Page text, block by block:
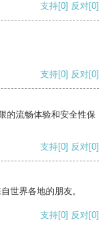
支持[0] 反对[0]
支持[0] 反对[0]
的流畅体验和安全性保
支持[0] 反对[0]
世界各地的朋友。
支持[0] 反对[0]